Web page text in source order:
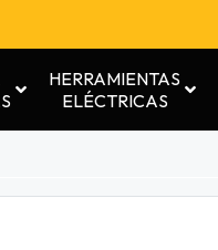
HERRAMIENTAS
ELÉCTRICAS